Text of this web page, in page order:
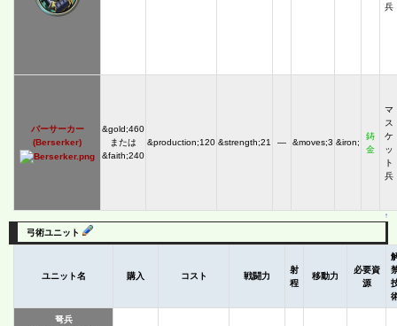
兵
バーサーカー
(Berserker)
&gold;460
または
&faith;240
&production;120 &strength;21 ― &moves;3 &iron;
鋳
金
マ
ス
ケ
ッ
ト
兵
↑
弓術ユニット
ユニット名 購入 コスト 戦闘力
射
程
移動力
必要資
源
弩兵